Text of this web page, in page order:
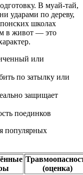
В муай-тай,
ударами по дереву,
школах
в живот — это
или
по затылку или
защищает
поединков
популярных
(оценка)